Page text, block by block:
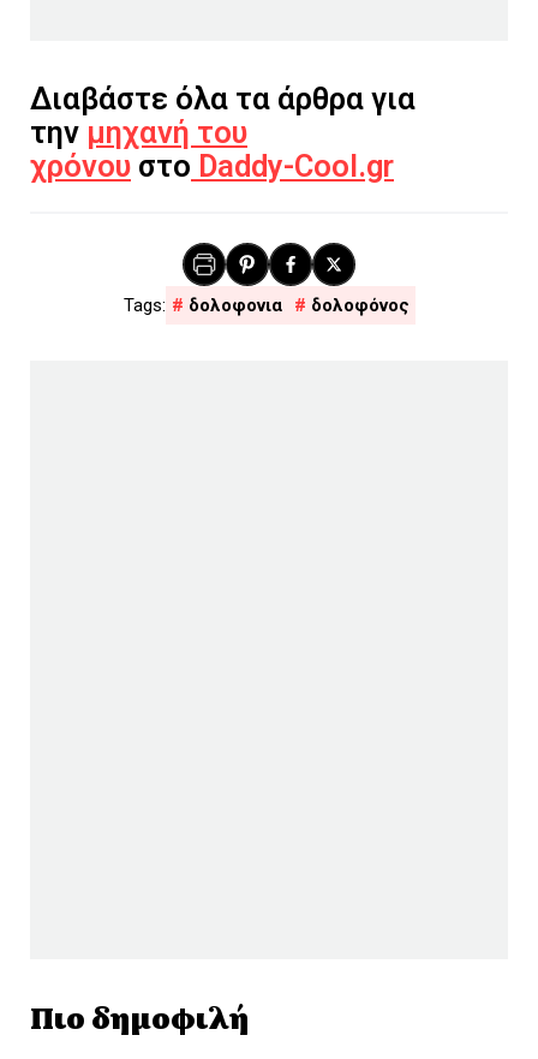
Διαβάστε όλα τα άρθρα για
την μηχανή του
χρόνου στο Daddy-Cool.gr
δολοφονια δολοφόνος
Πιο δημοφιλή